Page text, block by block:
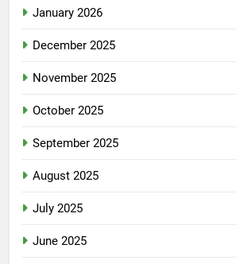
January 2026
December 2025
November 2025
October 2025
September 2025
August 2025
July 2025
June 2025